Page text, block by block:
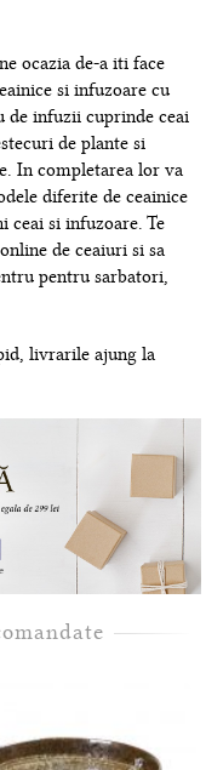
ocazia de-a iti face
si infuzoare cu
infuzii cuprinde ceai
de plante si
In completarea lor va
diferite de ceainice
ceai si infuzoare. Te
de ceaiuri si sa
pentru sarbatori,
livrarile ajung la